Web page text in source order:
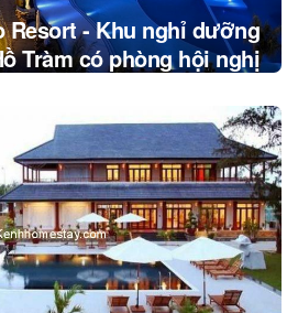
Resort - Khu nghỉ dưỡng
Tràm có phòng hội nghị